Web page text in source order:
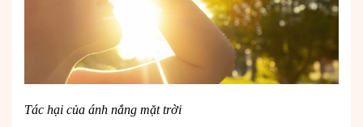
Tác hại của ánh nắng mặt trời